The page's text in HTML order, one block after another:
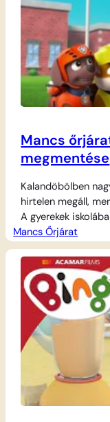
Mancs
megmentése
Kalandöbölben
hirtelen megáll,
A gyerekek
sem bír.
helyszínre sietnek,
javítás sokáig
megoldást talál ki:
Mancs Őrjárat